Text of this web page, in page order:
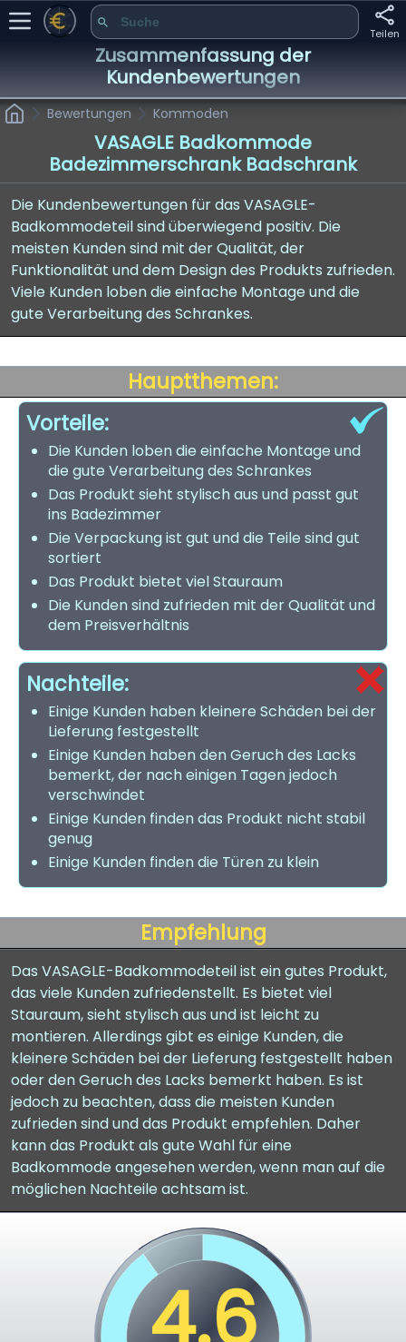
Teilen
Zusammenfassung der
Kundenbewertungen
Bewertungen Kommoden
VASAGLE Badkommode
Badezimmerschrank Badschrank
Die Kundenbewertungen für das VASAGLE-
Badkommodeteil sind überwiegend positiv. Die
meisten Kunden sind mit der Qualität, der
Funktionalität und dem Design des Produkts zufrieden.
Viele Kunden loben die einfache Montage und die
gute Verarbeitung des Schrankes.
Hauptthemen:
Vorteile:
Die Kunden loben die einfache Montage und
die gute Verarbeitung des Schrankes
Das Produkt sieht stylisch aus und passt gut
ins Badezimmer
Die Verpackung ist gut und die Teile sind gut
sortiert
Das Produkt bietet viel Stauraum
Die Kunden sind zufrieden mit der Qualität und
dem Preisverhältnis
Nachteile:
Einige Kunden haben kleinere Schäden bei der
Lieferung festgestellt
Einige Kunden haben den Geruch des Lacks
bemerkt, der nach einigen Tagen jedoch
verschwindet
Einige Kunden finden das Produkt nicht stabil
genug
Einige Kunden finden die Türen zu klein
Empfehlung
Das VASAGLE-Badkommodeteil ist ein gutes Produkt,
das viele Kunden zufriedenstellt. Es bietet viel
Stauraum, sieht stylisch aus und ist leicht zu
montieren. Allerdings gibt es einige Kunden, die
kleinere Schäden bei der Lieferung festgestellt haben
oder den Geruch des Lacks bemerkt haben. Es ist
jedoch zu beachten, dass die meisten Kunden
zufrieden sind und das Produkt empfehlen. Daher
kann das Produkt als gute Wahl für eine
Badkommode angesehen werden, wenn man auf die
möglichen Nachteile achtsam ist.